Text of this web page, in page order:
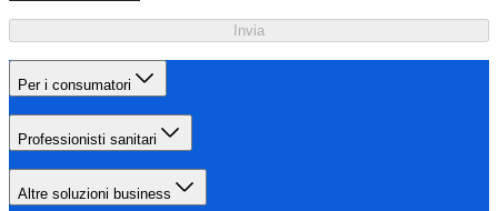
Invia
Per i consumatori
Professionisti sanitari
Altre soluzioni business